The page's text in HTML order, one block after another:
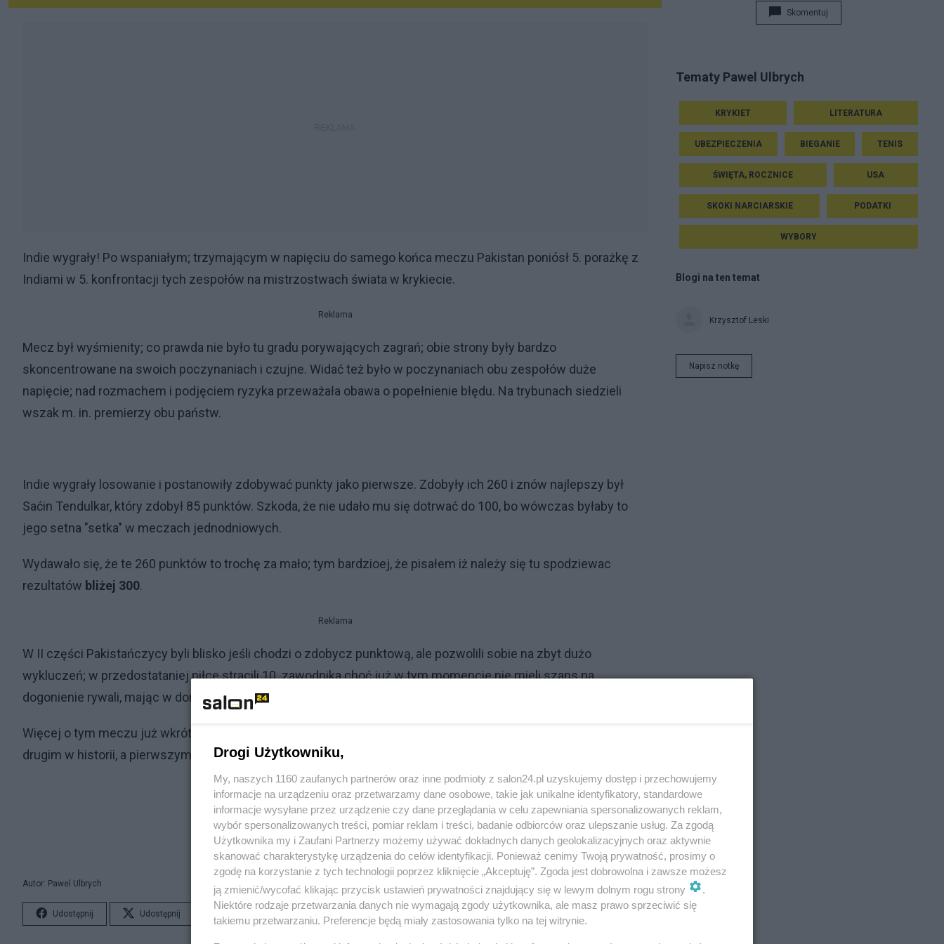
Indie wygrały! Po wspaniałym; trzymającym w napięciu do samego końca meczu Pakistan poniósł 5. porażkę z
Indiami w 5. konfrontacji tych zespołów na mistrzostwach świata w krykiecie.
Reklama
Mecz był wyśmienity; co prawda nie było tu gradu porywających zagrań; obie strony były bardzo
skoncentrowane na swoich poczynaniach i czujne. Widać też było w poczynaniach obu zespołów duże
napięcie; nad rozmachem i podjęciem ryzyka przeważała obawa o popełnienie błędu. Na trybunach siedzieli
wszak m. in. premierzy obu państw.
Indie wygrały losowanie i postanowiły zdobywać punkty jako pierwsze. Zdobyły ich 260 i znów najlepszy był
Saćin Tendulkar, który zdobył 85 punktów. Szkoda, że nie udało mu się dotrwać do 100, bo wówczas byłaby to
jego setna "setka" w meczach jednodniowych.
Wydawało się, że te 260 punktów to trochę za mało; tym bardzioej, że pisałem iż należy się tu spodziewac
rezultatów bliżej 300.
Reklama
W II części Pakistańczycy byli blisko jeśli chodzi o zdobycz punktową, ale pozwolili sobie na zbyt dużo
wykluczeń; w przedostataniej piłce stracili 10. zawodnika choć już w tym momencie nie mieli szans na
dogonienie rywali, mając w dorobku 231 punktów.
Więcej o tym meczu już wkrótce; w sobotę pasonująco zapowiadający się finał - Indie - Sri Lanka. Indie marzą o
drugim w historii, a pierwszym od 1983 r. mistrzostwie. O sukcesach Sri Lanki było
Autor: Pawel Ulbrych
Udostępnij Udostępnij Obserwuj notkę
Skomentuj
Tematy Pawel Ulbrych
KRYKIET LITERATURA
UBEZPIECZENIA BIEGANIE TENIS
ŚWIĘTA, ROCZNICE USA
SKOKI NARCIARSKIE PODATKI
WYBORY
Blogi na ten temat
Krzysztof Leski
Napisz notkę
Drogi Użytkowniku,
My, naszych 1160 zaufanych partnerów oraz inne podmioty z salon24.pl uzyskujemy dostęp i przechowujemy
informacje na urządzeniu oraz przetwarzamy dane osobowe, takie jak unikalne identyfikatory, standardowe
informacje wysyłane przez urządzenie czy dane przeglądania w celu zapewniania spersonalizowanych reklam,
wybór spersonalizowanych treści, pomiar reklam i treści, badanie odbiorców oraz ulepszanie usług. Za zgodą
Użytkownika my i Zaufani Partnerzy możemy używać dokładnych danych geolokalizacyjnych oraz aktywnie
skanować charakterystykę urządzenia do celów identyfikacji. Ponieważ cenimy Twoją prywatność, prosimy o
zgodę na korzystanie z tych technologii poprzez kliknięcie „Akceptuję”. Zgoda jest dobrowolna i zawsze możesz
ją zmienić/wycofać klikając przycisk ustawień prywatności znajdujący się w lewym dolnym rogu strony
.
Niektóre rodzaje przetwarzania danych nie wymagają zgody użytkownika, ale masz prawo sprzeciwić się
takiemu przetwarzaniu. Preferencje będą miały zastosowania tylko na tej witrynie.